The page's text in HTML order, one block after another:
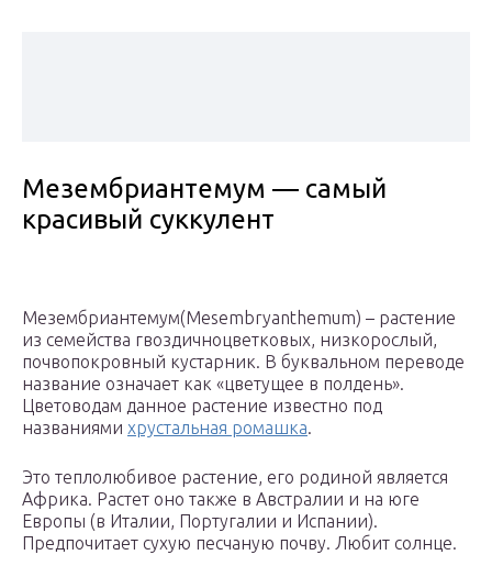
Мезембриантемум — самый
красивый суккулент
Мезембриантемум(Mesembryanthemum) – растение
из семейства гвоздичноцветковых, низкорослый,
почвопокровный кустарник. В буквальном переводе
название означает как «цветущее в полдень».
Цветоводам данное растение известно под
названиями хрустальная ромашка.
Это теплолюбивое растение, его родиной является
Африка. Растет оно также в Австралии и на юге
Европы (в Италии, Португалии и Испании).
Предпочитает сухую песчаную почву. Любит солнце.